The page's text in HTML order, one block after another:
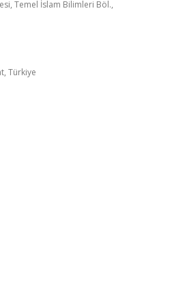
Temel İslam Bilimleri Böl.,
Türkiye